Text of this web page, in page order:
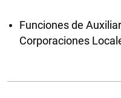
Funciones de
Corporaciones